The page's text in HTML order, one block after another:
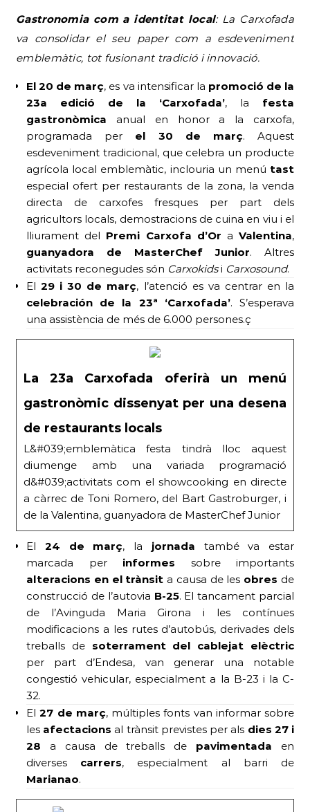
Gastronomia com a identitat local: La Carxofada
va consolidar el seu paper com a esdeveniment
emblemàtic, tot fusionant tradició i innovació.
El 20 de març, es va intensificar la promoció de la
23a edició de la ‘Carxofada’, la festa
gastronòmica anual en honor a la carxofa,
programada per el 30 de març. Aquest
esdeveniment tradicional, que celebra un producte
agrícola local emblemàtic, inclouria un menú tast
especial ofert per restaurants de la zona, la venda
directa de carxofes fresques per part dels
agricultors locals, demostracions de cuina en viu i el
lliurament del Premi Carxofa d’Or aValentina,
guanyadora de MasterChef Junior. Altres
activitats reconegudes són Carxokidsi Carxosound.
El29 i 30 de març, l’atenció es va centrar en la
celebración de la 23ª ‘Carxofada’. S’esperava
una assistència de més de 6.000 persones.ç
La 23a Carxofada oferirà un menú
gastronòmic dissenyat per una desena
de restaurants locals
L&#039;emblemàtica festa tindrà lloc aquest
diumenge amb una variada programació
d&#039;activitats com el showcooking en directe
a càrrec de Toni Romero, del Bart Gastroburger, i
de la Valentina, guanyadora de MasterChef Junior
El 24 de març, la jornada també va estar
marcada per informes sobre importants
alteracions en el trànsit a causa de les obres de
construcció de l’autovia B-25. El tancament parcial
de l’Avinguda Maria Girona i les contínues
modificacions a les rutes d’autobús, derivades dels
treballs de soterrament del cablejat elèctric
per part d’Endesa, van generar una notable
congestió vehicular, especialment a la B-23 i la C-
32.
El27 de març, múltiples fonts van informar sobre
les afectacions al trànsit previstes per als dies 27 i
28 a causa de treballs de pavimentada en
diverses carrers, especialment al barri de
Marianao.